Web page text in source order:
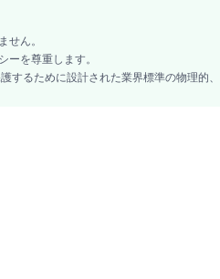
せん。
ーを尊重します。
するために設計された業界標準の物理的